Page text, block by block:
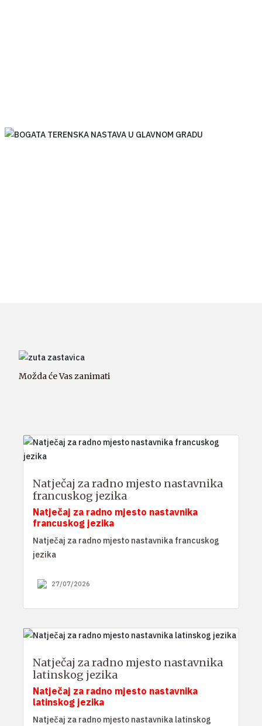
Možda će Vas zanimati
Natječaj za radno mjesto nastavnika
francuskog jezika
Natječaj za radno mjesto nastavnika
francuskog jezika
Natječaj za radno mjesto nastavnika francuskog
jezika
27/07/2026
Natječaj za radno mjesto nastavnika
latinskog jezika
Natječaj za radno mjesto nastavnika
latinskog jezika
Natječaj za radno mjesto nastavnika latinskog